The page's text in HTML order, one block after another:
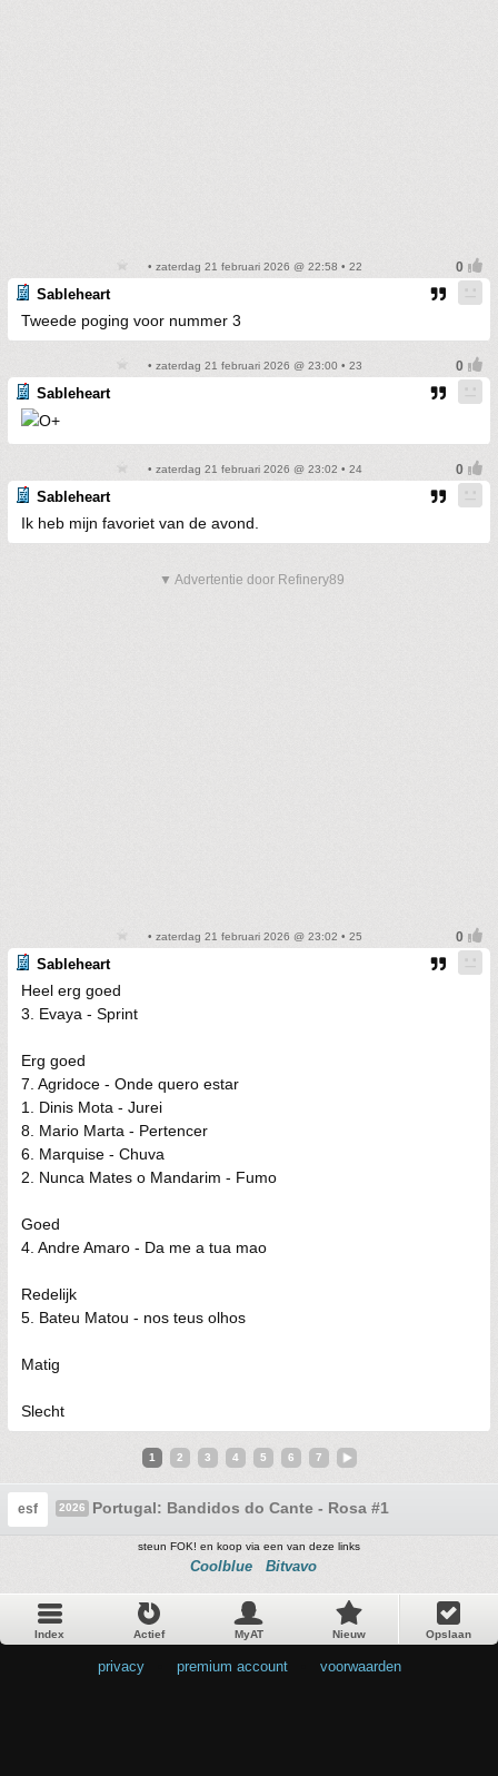
• zaterdag 21 februari 2026 @ 22:58 • 22
Sableheart
Tweede poging voor nummer 3
• zaterdag 21 februari 2026 @ 23:00 • 23
Sableheart
• zaterdag 21 februari 2026 @ 23:02 • 24
Sableheart
Ik heb mijn favoriet van de avond.
▼ Advertentie door Refinery89
• zaterdag 21 februari 2026 @ 23:02 • 25
Sableheart
Heel erg goed
3. Evaya - Sprint
Erg goed
7. Agridoce - Onde quero estar
1. Dinis Mota - Jurei
8. Mario Marta - Pertencer
6. Marquise - Chuva
2. Nunca Mates o Mandarim - Fumo
Goed
4. Andre Amaro - Da me a tua mao
Redelijk
5. Bateu Matou - nos teus olhos
Matig
Slecht
1 2 3 4 5 6 7
esf 2026 Portugal: Bandidos do Cante - Rosa #1
steun FOK! en koop via een van deze links
Coolblue Bitvavo
Index Actief MyAT Nieuw Opslaan
privacy premium account voorwaarden